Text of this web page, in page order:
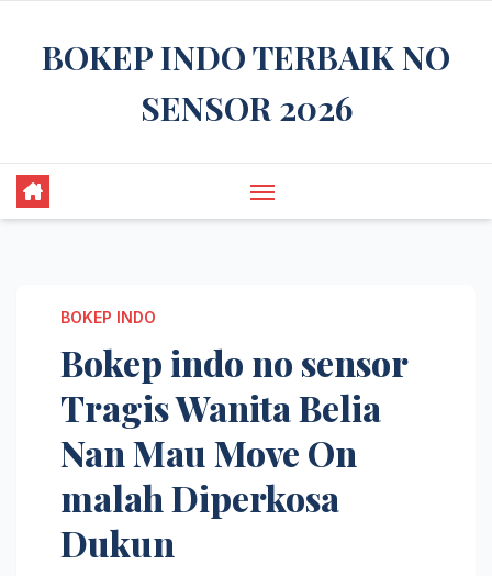
BOKEP INDO TERBAIK NO
SENSOR 2026
BOKEP INDO
Bokep indo no sensor
Tragis Wanita Belia
Nan Mau Move On
malah Diperkosa
Dukun